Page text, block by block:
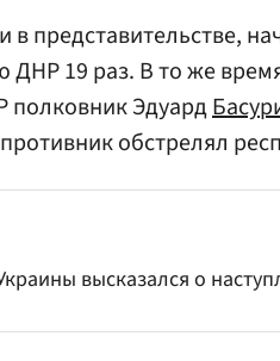
представительстве,
ДНР 19 раз. В то же
полковник Эдуард
обстрелял
высказался о